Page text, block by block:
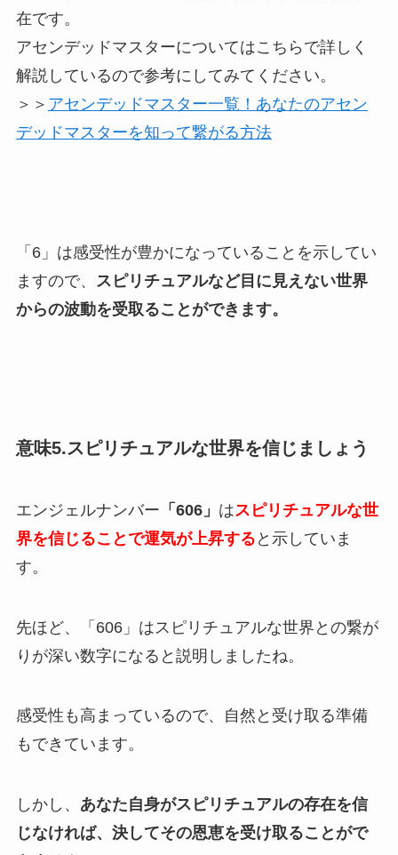
在です。
アセンデッドマスターについてはこちらで詳しく
解説しているので参考にしてみてください。
＞＞ アセンデッドマスター一覧！あなたのアセン
デッドマスターを知って繋がる方法
「6」は感受性が豊かになっていることを示してい
ますので、 スピリチュアルなど目に見えない世界
からの波動を受取ることができます。
意味5.スピリチュアルな世界を信じましょう
エンジェルナンバー 「606」 はスピリチュアルな世
界を信じることで運気が上昇する と示していま
す。
先ほど、「606」はスピリチュアルな世界との繋が
りが深い数字になると説明しましたね。
感受性も高まっているので、自然と受け取る準備
もできています。
しかし、 あなた自身がスピリチュアルの存在を信
じなければ、決してその恩恵を受け取ることがで